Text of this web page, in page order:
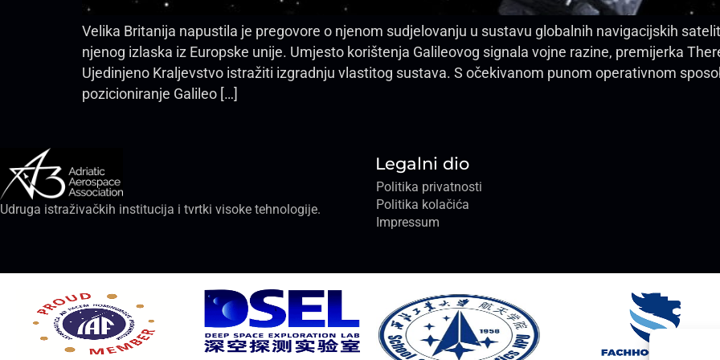
Velika Britanija napustila je pregovore o njenom sudjelovanju u sustavu globalnih navigacijskih
njenog izlaska iz Europske unije. Umjesto korištenja Galileovog signala vojne razine, premijerka
Ujedinjeno Kraljevstvo istražiti izgradnju vlastitog sustava. S očekivanom punom operativnom
pozicioniranje Galileo […]
Udruga istraživačkih institucija i tvrtki visoke tehnologije.
Legalni dio
Politika privatnosti
Politika kolačića
Impressum